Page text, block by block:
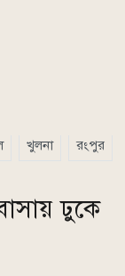
খুলনা রংপুর
ঢুকে